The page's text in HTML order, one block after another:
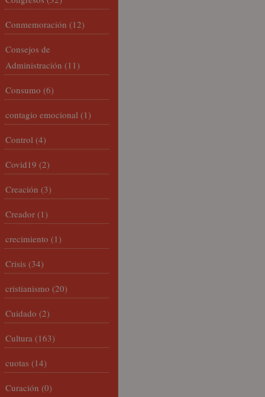
Conmemoración (12)
Consejos de
Administración (11)
Consumo (6)
contagio emocional (1)
Control (4)
Covid19 (2)
Creación (3)
Creador (1)
crecimiento (1)
Crisis (34)
cristianismo (20)
Cuidado (2)
Cultura (163)
cuotas (14)
Curación (0)